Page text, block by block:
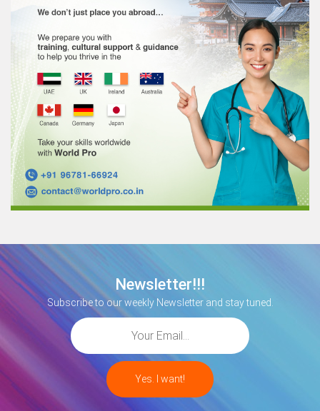
Newsletter!!!
Subscribe to our weekly Newsletter and stay tuned.